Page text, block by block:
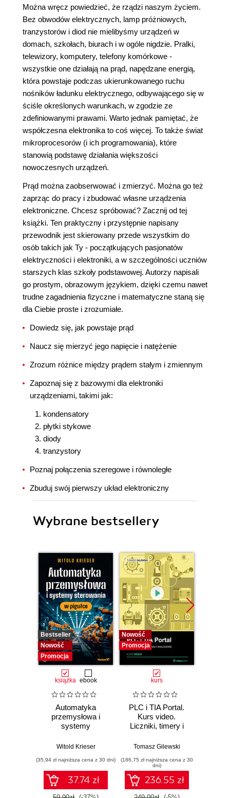
Można wręcz powiedzieć, że rządzi naszym życiem.
Bez obwodów elektrycznych, lamp próżniowych,
tranzystorów i diod nie mielibyśmy urządzeń w
domach, szkołach, biurach i w ogóle nigdzie. Pralki,
telewizory, komputery, telefony komórkowe -
wszystkie one działają na prąd, napędzane energią,
która powstaje podczas ukierunkowanego ruchu
nośników ładunku elektrycznego, odbywającego się w
ściśle określonych warunkach, w zgodzie ze
zdefiniowanymi prawami. Warto jednak pamiętać, że
współczesna elektronika to coś więcej. To także świat
mikroprocesorów (i ich programowania), które
stanowią podstawę działania większości
nowoczesnych urządzeń.
Prąd można zaobserwować i zmierzyć. Można go też
zaprząc do pracy i zbudować własne urządzenia
elektroniczne. Chcesz spróbować? Zacznij od tej
książki. Ten praktyczny i przystępnie napisany
przewodnik jest skierowany przede wszystkim do
osób takich jak Ty - początkujących pasjonatów
elektryczności i elektroniki, a w szczególności uczniów
starszych klas szkoły podstawowej. Autorzy napisali
go prostym, obrazowym językiem, dzięki czemu nawet
trudne zagadnienia fizyczne i matematyczne staną się
dla Ciebie proste i zrozumiałe.
Dowiedz się, jak powstaje prąd
Naucz się mierzyć jego napięcie i natężenie
Zrozum różnice między prądem stałym i zmiennym
Zapoznaj się z bazowymi dla elektroniki
urządzeniami, takimi jak:
kondensatory
płytki stykowe
diody
tranzystory
Poznaj połączenia szeregowe i równoległe
Zbuduj swój pierwszy układ elektroniczny
Wybrane bestsellery
Bestseller
Nowość
Promocja
książka ebook
Automatyka
przemysłowa i
systemy
pigułce
Witold Krieser
(35,94 zł najniższa cena z 30 dni)
37.74 zł
Nowość
Promocja
kurs
PLC i TIA Portal.
Kurs video.
Liczniki, timery i
Tomasz Gilewski
(186,75 zł najniższa cena z 30
dni)
236.55 zł